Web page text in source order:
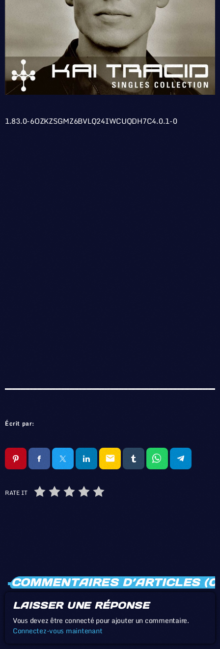
1.83.0-6OZKZSGMZ6BVLQ24IWCUQDH7C4.0.1-0
Écrit par:
email
RATE IT
COMMENTAIRES D’ARTICLES
LAISSER UNE RÉPONSE
Vous devez être connecté pour ajouter un commentaire.
Connectez-vous maintenant